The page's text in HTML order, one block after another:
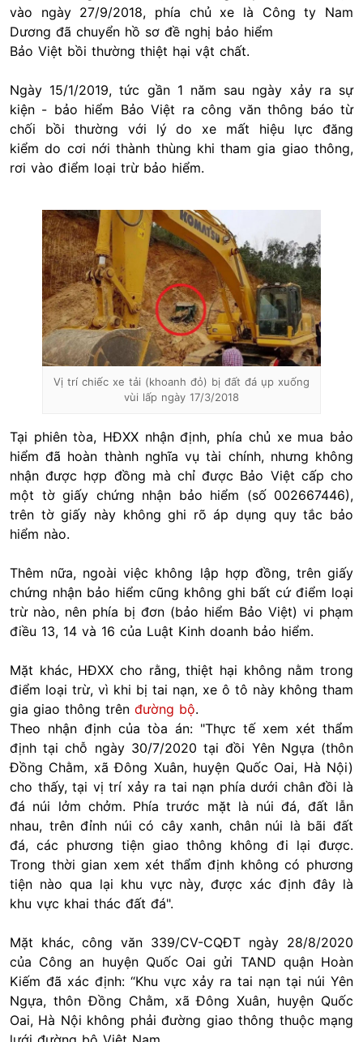
vào ngày 27/9/2018, phía chủ xe là Công ty Nam
Dương đã chuyển hồ sơ đề nghị bảo hiểm
Bảo Việt bồi thường thiệt hại vật chất.
Ngày 15/1/2019, tức gần 1 năm sau ngày xảy ra sự
kiện - bảo hiểm Bảo Việt ra công văn thông báo từ
chối bồi thường với lý do xe mất hiệu lực đăng
kiểm do cơi nới thành thùng khi tham gia giao thông,
rơi vào điểm loại trừ bảo hiểm.
Vị trí chiếc xe tải (khoanh đỏ) bị đất đá ụp xuống
vùi lấp ngày 17/3/2018
Tại phiên tòa, HĐXX nhận định, phía chủ xe mua bảo
hiểm đã hoàn thành nghĩa vụ tài chính, nhưng không
nhận được hợp đồng mà chỉ được Bảo Việt cấp cho
một tờ giấy chứng nhận bảo hiểm (số 002667446),
trên tờ giấy này không ghi rõ áp dụng quy tắc bảo
hiểm nào.
Thêm nữa, ngoài việc không lập hợp đồng, trên giấy
chứng nhận bảo hiểm cũng không ghi bất cứ điểm loại
trừ nào, nên phía bị đơn (bảo hiểm Bảo Việt) vi phạm
điều 13, 14 và 16 của Luật Kinh doanh bảo hiểm.
Mặt khác, HĐXX cho rằng, thiệt hại không nằm trong
điểm loại trừ, vì khi bị tai nạn, xe ô tô này không tham
gia giao thông trên đường bộ.
Theo nhận định của tòa án: "Thực tế xem xét thẩm
định tại chỗ ngày 30/7/2020 tại đồi Yên Ngựa (thôn
Đồng Chằm, xã Đông Xuân, huyện Quốc Oai, Hà Nội)
cho thấy, tại vị trí xảy ra tai nạn phía dưới chân đồi là
đá núi lởm chởm. Phía trước mặt là núi đá, đất lẫn
nhau, trên đỉnh núi có cây xanh, chân núi là bãi đất
đá, các phương tiện giao thông không đi lại được.
Trong thời gian xem xét thẩm định không có phương
tiện nào qua lại khu vực này, được xác định đây là
khu vực khai thác đất đá".
Mặt khác, công văn 339/CV-CQĐT ngày 28/8/2020
của Công an huyện Quốc Oai gửi TAND quận Hoàn
Kiếm đã xác định: “Khu vực xảy ra tai nạn tại núi Yên
Ngựa, thôn Đồng Chằm, xã Đông Xuân, huyện Quốc
Oai, Hà Nội không phải đường giao thông thuộc mạng